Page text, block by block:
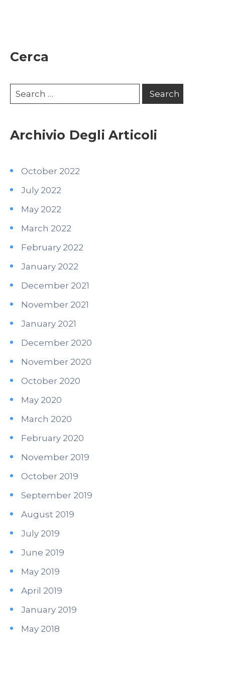
Cerca
Archivio Degli Articoli
October 2022
July 2022
May 2022
March 2022
February 2022
January 2022
December 2021
November 2021
January 2021
December 2020
November 2020
October 2020
May 2020
March 2020
February 2020
November 2019
October 2019
September 2019
August 2019
July 2019
June 2019
May 2019
April 2019
January 2019
May 2018